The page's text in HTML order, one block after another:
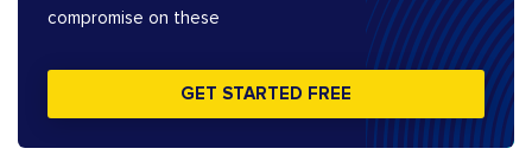
compromise on these
GET STARTED FREE